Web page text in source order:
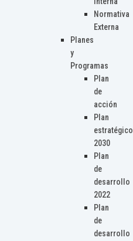
Normativa
Externa
Planes
y
Programas
Plan
de
acción
Plan
estratégico
2030
Plan
de
desarrollo
2022
Plan
de
desarrollo